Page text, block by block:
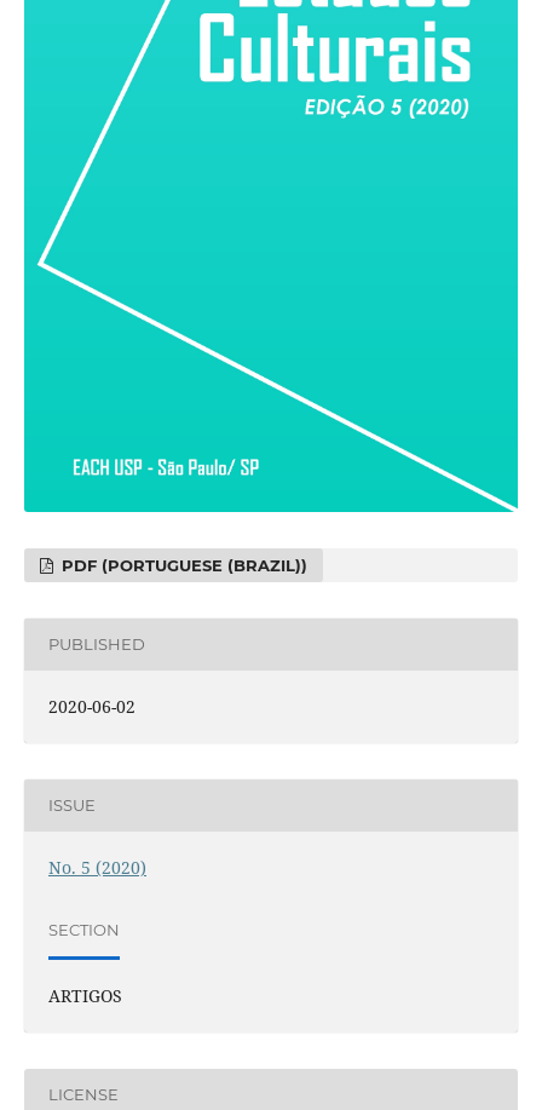
PDF (PORTUGUESE (BRAZIL))
PUBLISHED
2020-06-02
ISSUE
No. 5 (2020)
SECTION
ARTIGOS
LICENSE